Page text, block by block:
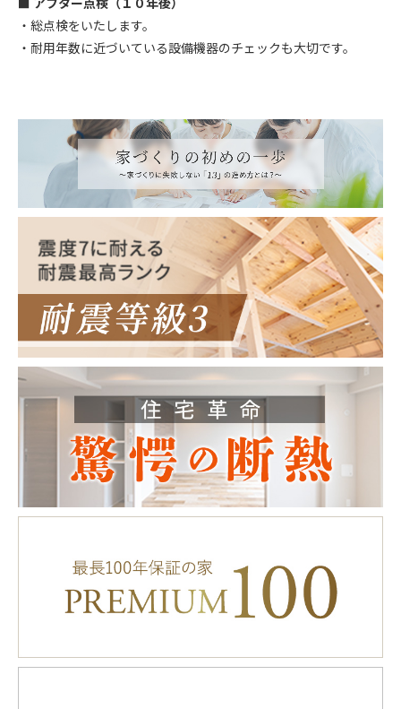
・総点検をいたします。
・耐用年数に近づいている設備機器のチェックも大切です。